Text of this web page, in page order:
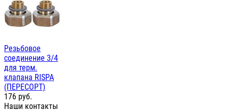
Резьбовое
соединение 3/4
для терм.
клапана RISPA
(ПЕРЕСОРТ)
176 руб.
Наши контакты